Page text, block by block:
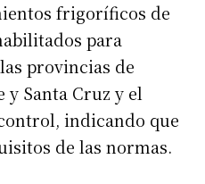
frigoríficos de
para
provincias de
y Santa Cruz y el
indicando que
de las normas.